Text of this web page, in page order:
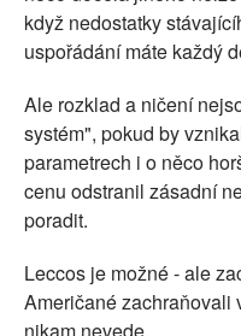
když nedostatky
uspořádání máte každý
Ale rozklad a ničení
systém", pokud by
parametrech i o něco
cenu odstranil zásadní
poradit.
Leccos je možné - ale
Američané zachraňovali